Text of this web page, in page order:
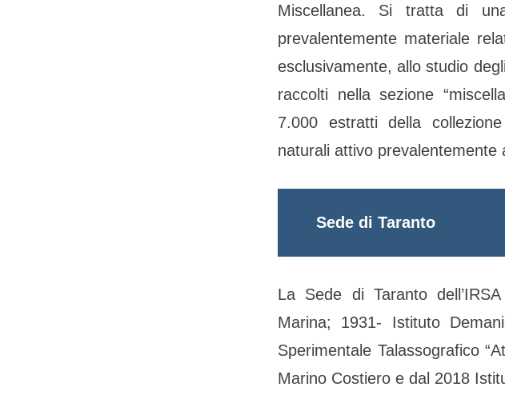
Miscellanea. Si tratta di
prevalentemente materiale
esclusivamente, allo studio
raccolti nella sezione
7.000 estratti della
naturali attivo prevalentemente
Sede di Taranto
La Sede di Taranto
Marina; 1931- Istituto
Sperimentale Talassografico
Marino Costiero e dal 2018